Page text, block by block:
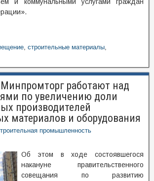
, строительные материалы,
работают над
по увеличению доли
производителей
материалов и оборудования
промышленность
Об этом в ходе состоявшегося
накануне правительственного
совещания по развитию